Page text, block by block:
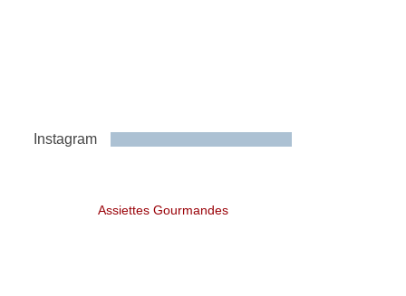
Instagram
Assiettes Gourmandes